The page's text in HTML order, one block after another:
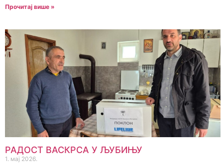
Прочитај више »
РАДОСТ ВАСКРСА У ЉУБИЊУ
1. мај 2026.